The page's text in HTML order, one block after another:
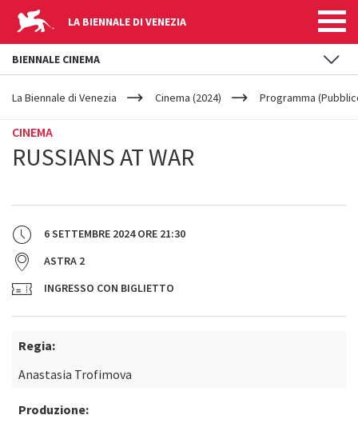
LA BIENNALE DI VENEZIA
YOUR
ARE
La Biennale di Venezia Cinema (2024) Programma
CINEMA
RUSSIANS AT WAR
6 SETTEMBRE 2024ORE 21:30
ASTRA 2
INGRESSO CON BIGLIETTO
Regia:
Anastasia Trofimova
Produzione:
BIENNALE CINEMA